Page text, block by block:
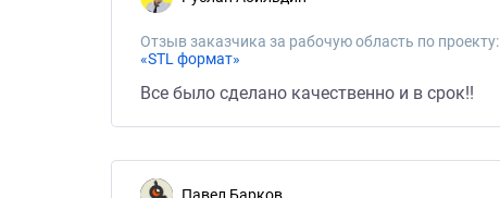
Отзыв заказчика за рабочую область по проекту:
«STL формат»
Все было сделано качественно и в срок!!